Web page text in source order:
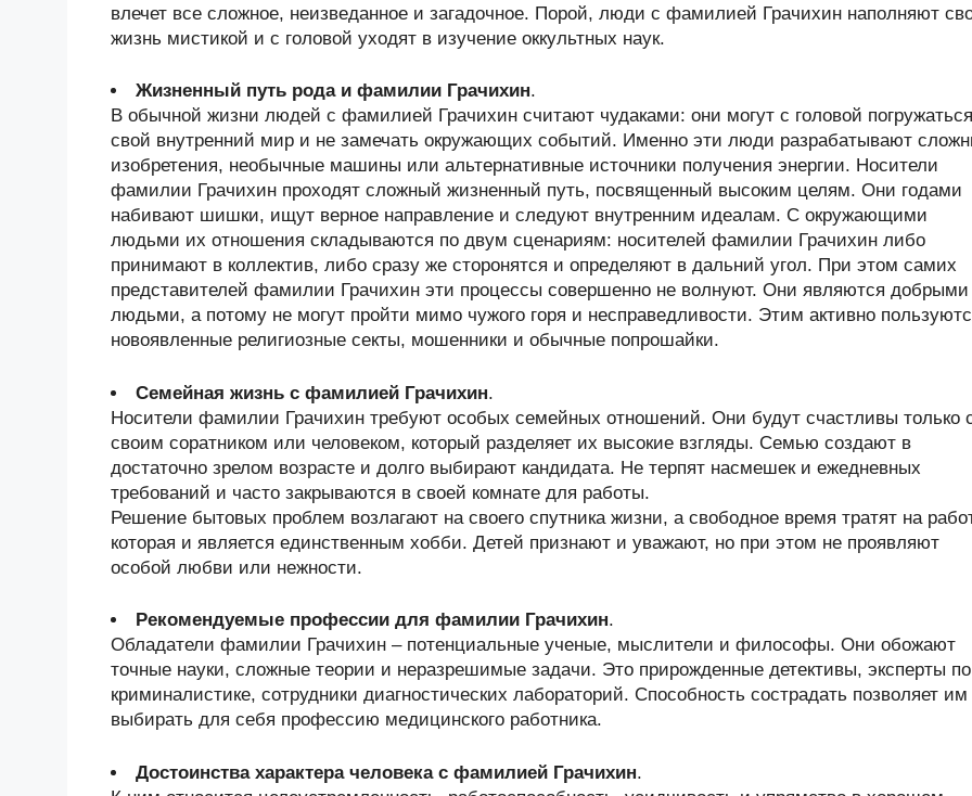
влечет все сложное, неизведанное и загадочное. Порой, люди с фамилией Грачихин наполняют
жизнь мистикой и с головой уходят в изучение оккультных наук.
Жизненный путь рода и фамилии Грачихин.
В обычной жизни людей с фамилией Грачихин считают чудаками: они могут с головой
свой внутренний мир и не замечать окружающих событий. Именно эти люди разрабатывают
изобретения, необычные машины или альтернативные источники получения энергии. Носители
фамилии Грачихин проходят сложный жизненный путь, посвященный высоким целям. Они годами
набивают шишки, ищут верное направление и следуют внутренним идеалам. С окружающими
людьми их отношения складываются по двум сценариям: носителей фамилии Грачихин либо
принимают в коллектив, либо сразу же сторонятся и определяют в дальний угол. При этом самих
представителей фамилии Грачихин эти процессы совершенно не волнуют. Они являются добрыми
людьми, а потому не могут пройти мимо чужого горя и несправедливости. Этим активно
новоявленные религиозные секты, мошенники и обычные попрошайки.
Семейная жизнь с фамилией Грачихин.
Носители фамилии Грачихин требуют особых семейных отношений. Они будут счастливы только
своим соратником или человеком, который разделяет их высокие взгляды. Семью создают в
достаточно зрелом возрасте и долго выбирают кандидата. Не терпят насмешек и ежедневных
требований и часто закрываются в своей комнате для работы.
Решение бытовых проблем возлагают на своего спутника жизни, а свободное время тратят на
которая и является единственным хобби. Детей признают и уважают, но при этом не проявляют
особой любви или нежности.
Рекомендуемые профессии для фамилии Грачихин.
Обладатели фамилии Грачихин – потенциальные ученые, мыслители и философы. Они обожают
точные науки, сложные теории и неразрешимые задачи. Это прирожденные детективы, эксперты по
криминалистике, сотрудники диагностических лабораторий. Способность сострадать позволяет им
выбирать для себя профессию медицинского работника.
Достоинства характера человека с фамилией Грачихин.